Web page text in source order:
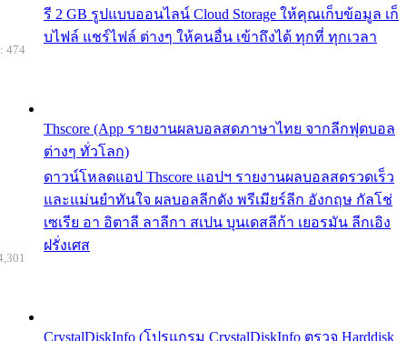
รี 2 GB รูปแบบออนไลน์ Cloud Storage ให้คุณเก็บข้อมูล เก็
บไฟล์ แชร์ไฟล์ ต่างๆ ให้คนอื่น เข้าถึงได้ ทุกที่ ทุกเวลา
Thscore (App รายงานผลบอลสดภาษาไทย จากลีกฟุตบอล
ต่างๆ ทั่วโลก)
ดาวน์โหลดแอป Thscore แอปฯ รายงานผลบอลสดรวดเร็ว
และแม่นยำทันใจ ผลบอลลีกดัง พรีเมียร์ลีก อังกฤษ กัลโช่
เซเรีย อา อิตาลี ลาลีกา สเปน บุนเดสลีก้า เยอรมัน ลีกเอิง
ฝรั่งเศส
474
CrystalDiskInfo (โปรแกรม CrystalDiskInfo ตรวจ Harddisk